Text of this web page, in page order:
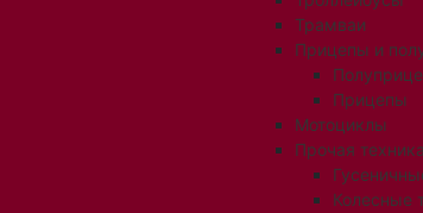
Трамваи
Прицепы и
Прицепы
Мотоциклы
Прочая техника
Колесные